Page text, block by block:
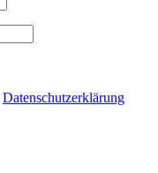
Datenschutzerklärung